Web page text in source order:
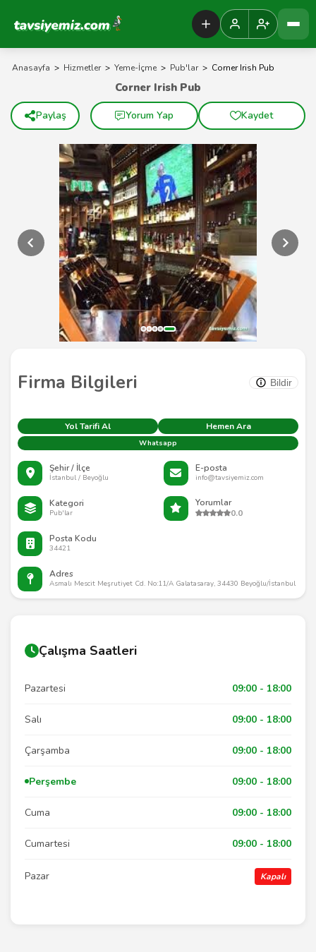
Tavsiyemiz Anasayfa
Anasayfa > Hizmetler > Yeme-İçme > Pub'lar > Corner Irish Pub
Firma Bilgileri Bildir
Yol Tarifi Al Hemen Ara
Whatsapp
Şehir / İlçe
İstanbul / Beyoğlu
E-posta
info@tavsiyemiz.com
Kategori
Pub'lar
Yorumlar
0.0
Posta Kodu
34421
Adres
Asmalı Mescit Meşrutiyet Cd. No:11/A Galatasaray, 34430 Beyoğlu/İstanbul
Corner Irish Pub
Paylaş Yorum Yap Kaydet
Çalışma Saatleri
Pazartesi 09:00 - 18:00
Salı 09:00 - 18:00
Çarşamba 09:00 - 18:00
Perşembe 09:00 - 18:00
Cuma 09:00 - 18:00
Cumartesi 09:00 - 18:00
Pazar Kapalı